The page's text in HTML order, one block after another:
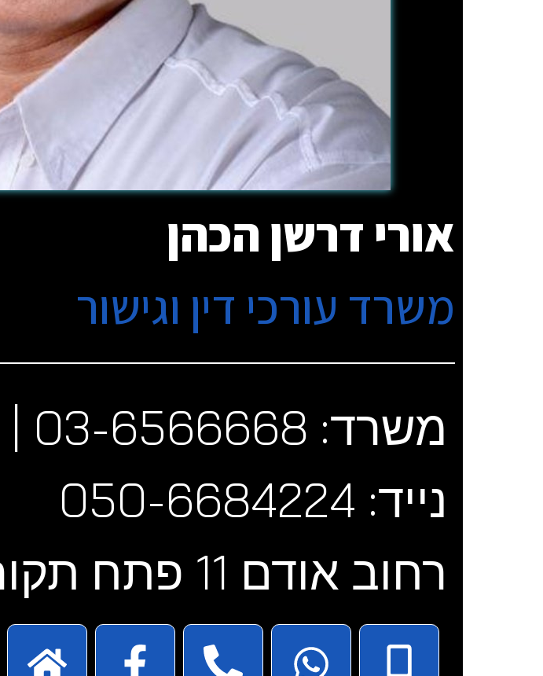
אורי דרשן הכהן
משרד עורכי דין וגישור
משרד: 03-6566668 | פקס: 03-6566668
נייד: 050-6684224
רחוב אודם 11 פתח תקוה